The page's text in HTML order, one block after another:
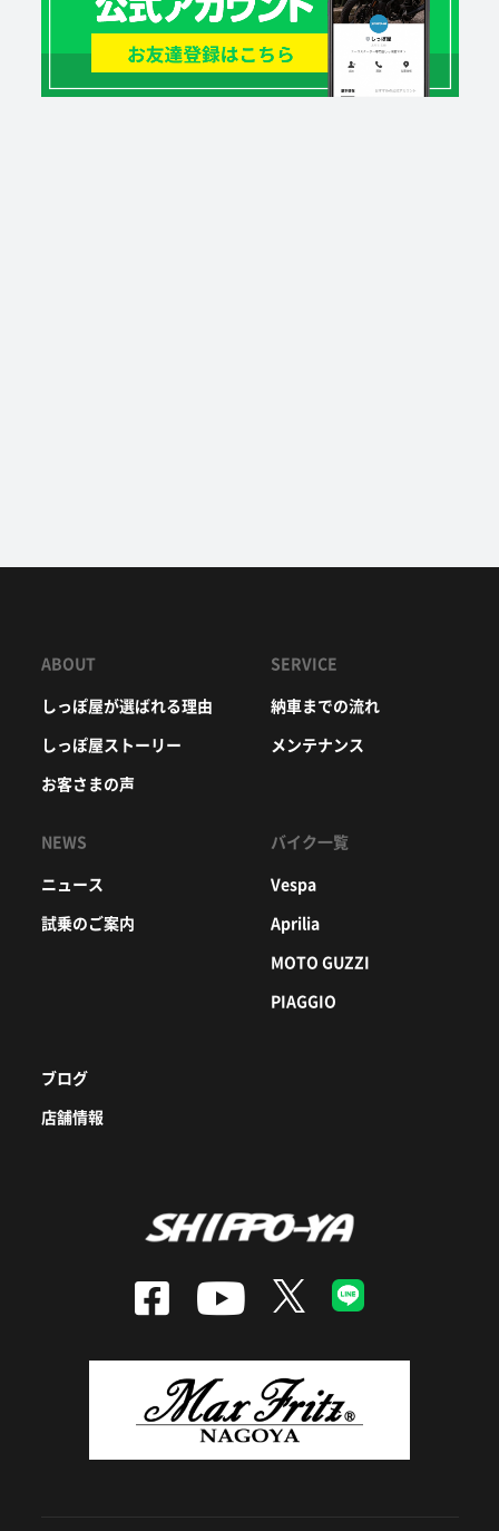
ABOUT
しっぽ屋が選ばれる理由
しっぽ屋ストーリー
お客さまの声
NEWS
ニュース
試乗のご案内
SERVICE
納車までの流れ
メンテナンス
バイク一覧
Vespa
Aprilia
MOTO GUZZI
PIAGGIO
ブログ
店舗情報